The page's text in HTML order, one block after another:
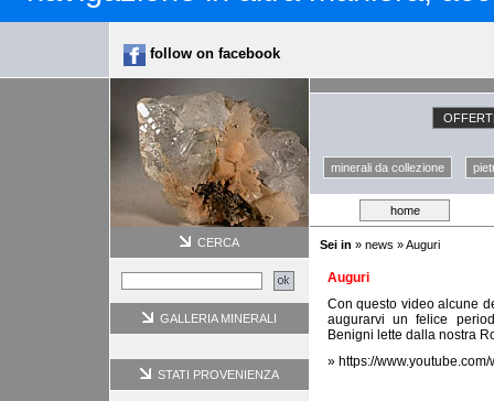
follow on facebook
minerali da collezione
home
CERCA
GALLERIA MINERALI
STATI PROVENIENZA
Sei in » news » Auguri
Auguri
Con questo video alcune
augurarvi un felice
Benigni lette dalla nostra
» https://